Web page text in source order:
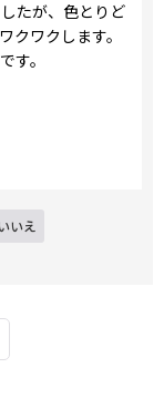
たが、色とりど
クワクします。
す。
いえ